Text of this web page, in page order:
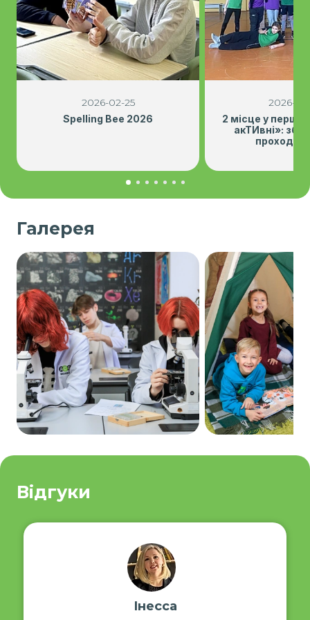
2026-02-25
Spelling Bee 2026
2026-
2 місце у
акТИвні»:
Галерея
Відгуки
Інесса